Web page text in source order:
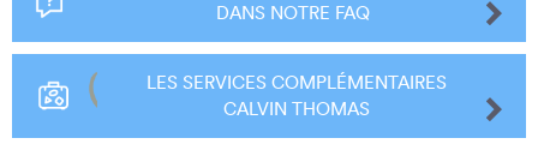
DANS NOTRE FAQ
LES SERVICES COMPLÉMENTAIRES
CALVIN THOMAS